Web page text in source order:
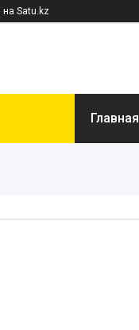
на Satu.kz
Главная